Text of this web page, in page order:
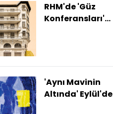
RHM'de 'Güz
Konferansları'
'Aynı Mavinin
Altında' Eylül'de